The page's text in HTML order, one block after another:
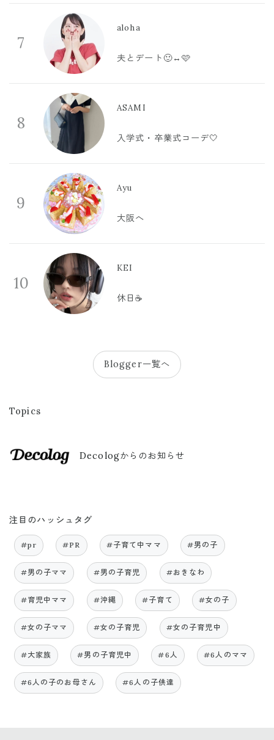
7
aloha
夫とデート🙂‍↔️🩷
8
ASAMI
入学式・卒業式コーデ🤍
9
Ayu
大阪へ
10
KEI
休日☕️
Blogger一覧へ
Topics
Decologからのお知らせ
注目のハッシュタグ
#pr #PR #子育て中ママ #男の子
#男の子ママ #男の子育児 #おきなわ
#育児中ママ #沖縄 #子育て #女の子
#女の子ママ #女の子育児 #女の子育児中
#大家族 #男の子育児中 #6人 #6人のママ
#6人の子のお母さん #6人の子供達